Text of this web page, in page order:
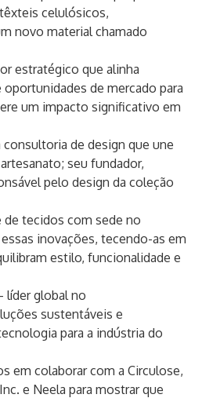
celulósicos,
novo material chamado
estratégico que alinha
de mercado para
um impacto significativo em
consultoria de design que une
seu fundador,
pelo design da coleção
de tecidos com sede no
inovações, tecendo-as em
estilo, funcionalidade e
líder global no
sustentáveis e
para a indústria do
em colaborar com a Circulose,
e Neela para mostrar que